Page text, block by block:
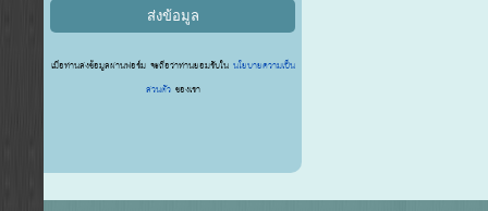
เมื่อท่านส่งข้อมูลผ่านฟอร์ม จะถือว่าท่านยอมรับในนโยบายความเป็น
ส่วนตัว ของเรา